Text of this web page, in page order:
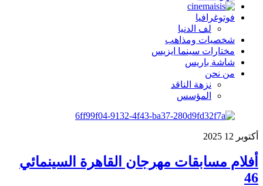
فوتوغرافيا
لف الدنيا
شخصيات ومذاهب
مختارات سينما ايزيس
شاشة باريس
من نحن
نزهة الناقد
المؤسس
أكتوبر 12
2025
أفلام مسابقات مهرجان القاهرة السينمائي
46